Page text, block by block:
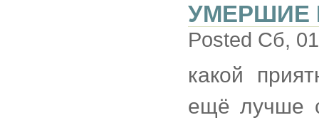
УМЕРШИЕ
Posted Сб,
какой
ещё лучше